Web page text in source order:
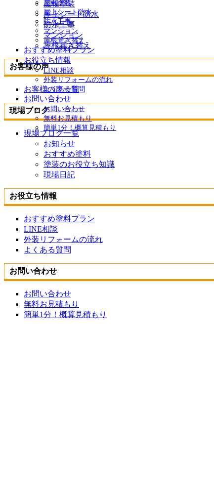
屋根塗装
屋上シート防水
防水工事
マンション
屋根葺き替え
おすすめ塗料プラン
お役立ち情報
LINE相談
外装リフォームの流れ
よくある質問
お問い合わせ
お問い合わせ
無料お見積もり
簡単1分！概算見積もり
屋根塗装
屋上シート防水
防水工事
マンション
屋根葺き替え
お客様の声
お客様の声一覧
現場ブログ
現場ブログ一覧
お知らせ
おすすめ塗料
塗装のお役立ち知識
現場日記
お役立ち情報
おすすめ塗料プラン
LINE相談
外装リフォームの流れ
よくある質問
お問い合わせ
お問い合わせ
無料お見積もり
簡単1分！概算見積もり